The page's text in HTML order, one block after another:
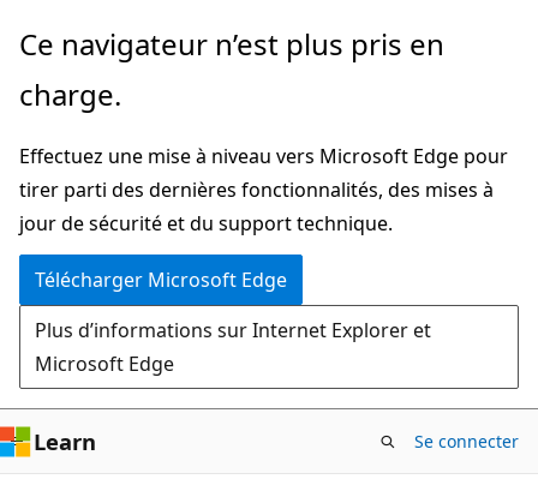
Passer
directement
au
principal
Ce navigateur n’est plus pris en
charge.
Effectuez une mise à niveau vers Microsoft Edge pour
tirer parti des dernières fonctionnalités, des mises à
jour de sécurité et du support technique.
Télécharger Microsoft Edge
Plus d’informations sur Internet Explorer et
Microsoft Edge
Learn Se connecter